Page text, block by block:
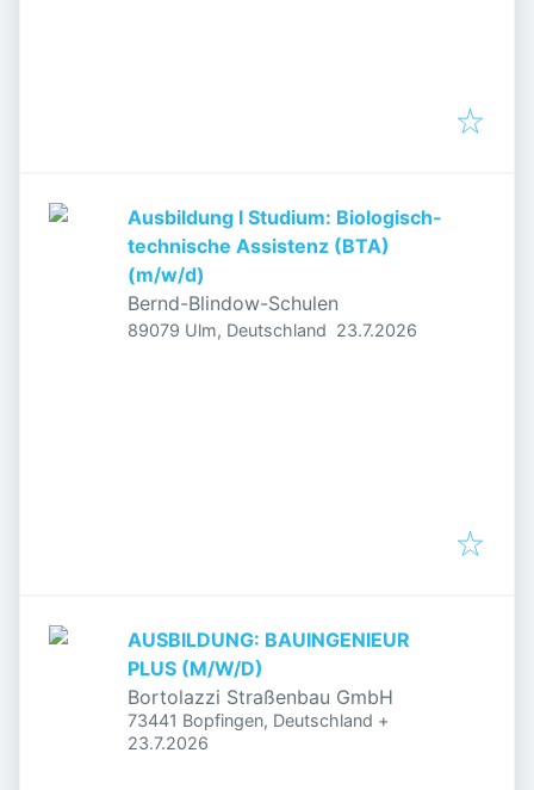
Ausbildung I Studium: Biologisch-
technische Assistenz (BTA)
(m/w/d)
Bernd-Blindow-Schulen
89079 Ulm, Deutschland Veröffentlicht
23.7.2026
AUSBILDUNG: BAUINGENIEUR
PLUS (M/W/D)
Bortolazzi Straßenbau GmbH
73441 Bopfingen, Deutschland +
Veröffentlicht
23.7.2026